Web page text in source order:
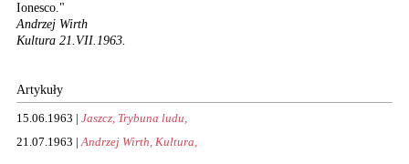
Ionesco."
Andrzej Wirth
Kultura 21.VII.1963.
Artykuły
15.06.1963 | Jaszcz, Trybuna ludu,
21.07.1963 |Andrzej Wirth, Kultura,